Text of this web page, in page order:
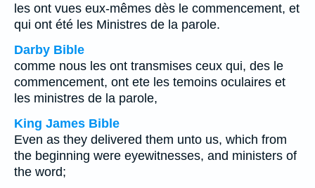
les ont vues eux-mêmes dès le commencement, et
qui ont été les Ministres de la parole.
Darby Bible
comme nous les ont transmises ceux qui, des le
commencement, ont ete les temoins oculaires et
les ministres de la parole,
King James Bible
Even as they delivered them unto us, which from
the beginning were eyewitnesses, and ministers of
the word;